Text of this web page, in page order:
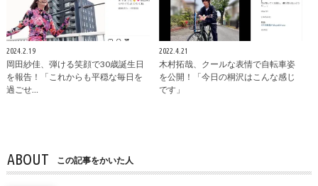
2024.2.19
岡田紗佳、弾ける笑顔で30歳誕生日
を報告！「これからも平穏な毎日を
過ごせ…
2022.4.21
木村拓哉、クールな表情で自転車姿
を公開！「今日の桐沢はこんな感じ
です」
ABOUT この記事をかいた人